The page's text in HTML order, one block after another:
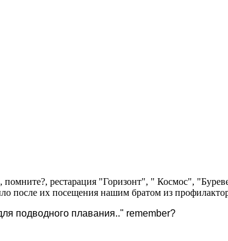
рестарация "Горизонт", " Космос",
после их посещения нашим братом из
подводного плавания.." remember?